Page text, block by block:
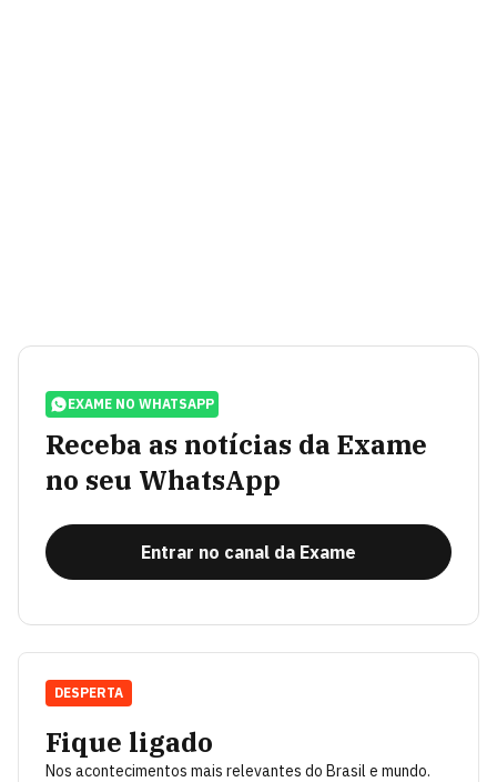
EXAME NO WHATSAPP
Receba as notícias da Exame
no seu WhatsApp
Entrar no canal da Exame
Fique ligado
Nos acontecimentos mais relevantes do Brasil e mundo.
DESPERTA